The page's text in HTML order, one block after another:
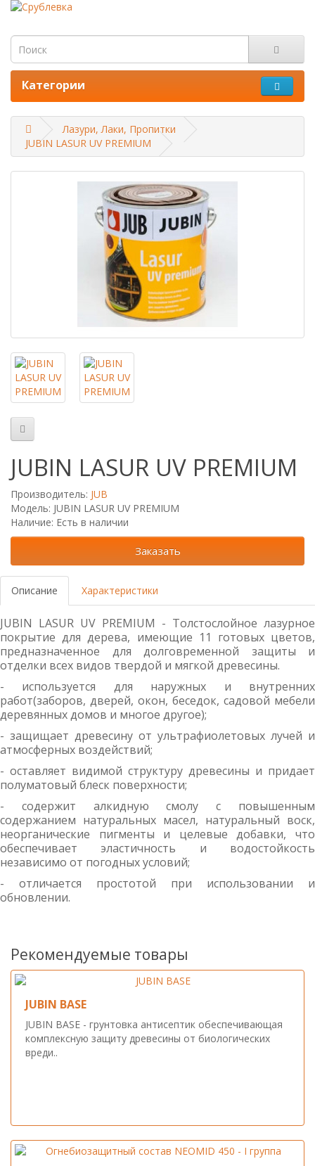
Категории
Лазури, Лаки, Пропитки
JUBIN LASUR UV PREMIUM
JUBIN LASUR UV PREMIUM
Производитель: JUB
Модель: JUBIN LASUR UV PREMIUM
Наличие: Есть в наличии
Заказать
Описание Характеристики
JUBIN LASUR UV PREMIUM - Толстослойное лазурное
покрытие для дерева, имеющие 11 готовых цветов,
предназначенное для долговременной защиты и
отделки всех видов твердой и мягкой древесины.
- используется для наружных и внутренних
работ(заборов, дверей, окон, беседок, садовой мебели
деревянных домов и многое другое);
- защищает древесину от ультрафиолетовых лучей и
атмосферных воздействий;
- оставляет видимой структуру древесины и придает
полуматовый блеск поверхности;
- содержит алкидную смолу с повышенным
содержанием натуральных масел, натуральный воск,
неорганические пигменты и целевые добавки, что
обеспечивает эластичность и водостойкость
независимо от погодных условий;
- отличается простотой при использовании и
обновлении.
Рекомендуемые товары
JUBIN BASE
JUBIN BASE - грунтовка антисептик обеспечивающая
комплексную защиту древесины от биологических
вреди..